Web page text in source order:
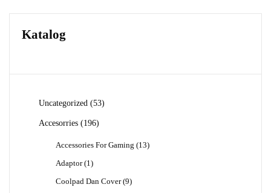
Katalog
Uncategorized 5353
Accesorries
196196
Accessories For Gaming 1313
Adaptor 11
Coolpad Dan Cover 99